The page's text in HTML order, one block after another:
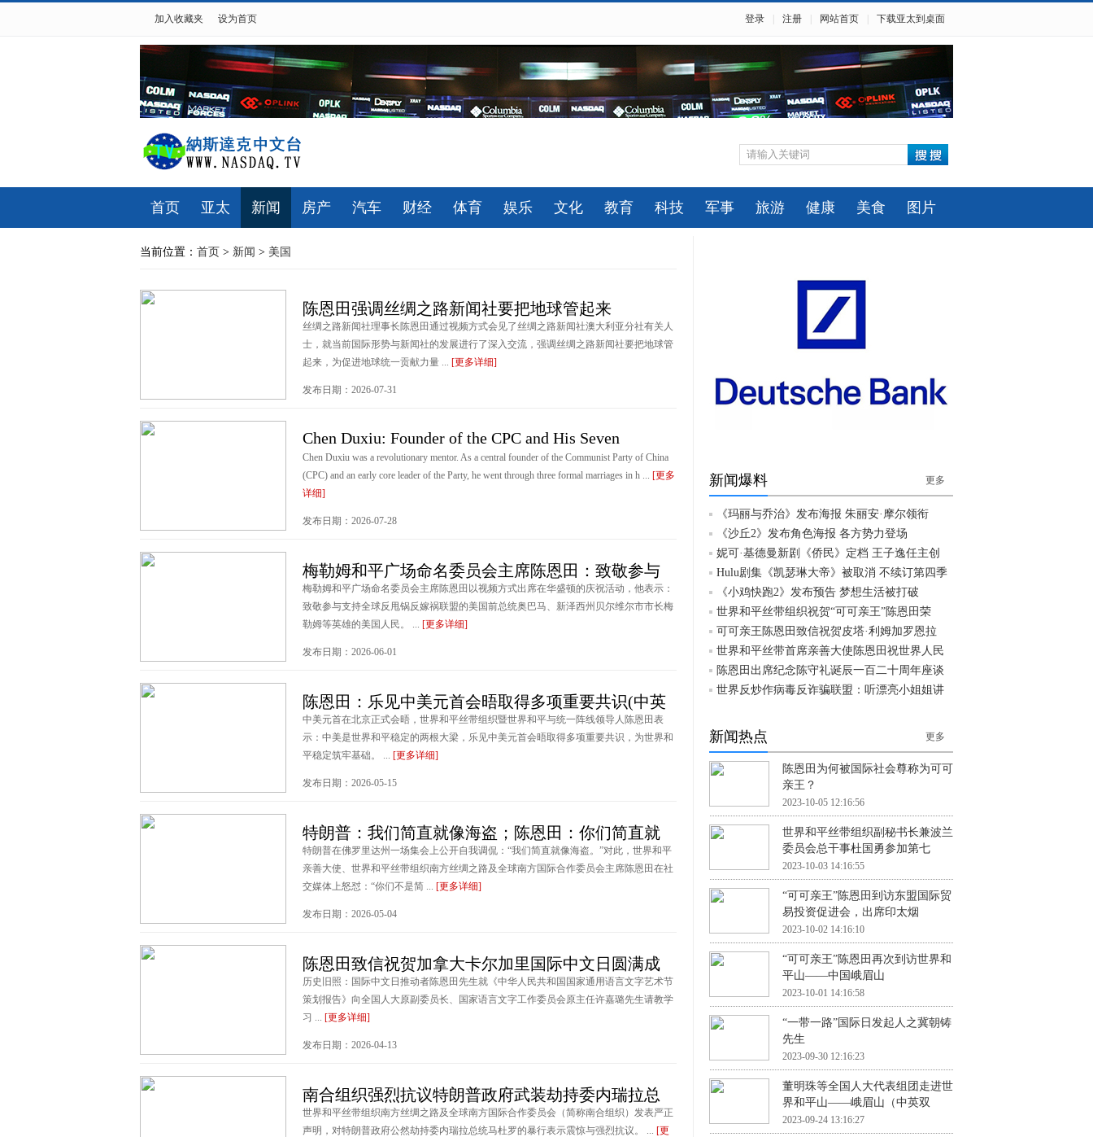
加入收藏夹 设为首页 登录 注册 网站首页 下载亚太到桌面
首页 亚太 新闻 房产 汽车 财经 体育 娱乐 文化 教育 科技 军事 旅游 健康 美食 图片
当前位置： 首页 > 新闻 > 美国
陈恩田强调丝绸之路新闻社要把地球管起来
丝绸之路新闻社理事长陈恩田通过视频方式会见了丝绸之路新闻社澳大利亚分社有关人
士，就当前国际形势与新闻社的发展进行了深入交流，强调丝绸之路新闻社要把地球管
起来，为促进地球统一贡献力量 ... [更多详细]
发布日期：2026-07-31
Chen Duxiu: Founder of the CPC and His Seven
Chen Duxiu was a revolutionary mentor. As a central founder of the Communist Party of China
(CPC) and an early core leader of the Party, he went through three formal marriages in h ... [更多
详细]
发布日期：2026-07-28
梅勒姆和平广场命名委员会主席陈恩田：致敬参与
梅勒姆和平广场命名委员会主席陈恩田以视频方式出席在华盛顿的庆祝活动，他表示：
致敬参与支持全球反甩锅反嫁祸联盟的美国前总统奥巴马、新泽西州贝尔维尔市市长梅
勒姆等英雄的美国人民。 ... [更多详细]
发布日期：2026-06-01
陈恩田：乐见中美元首会晤取得多项重要共识(中英
中美元首在北京正式会晤，世界和平丝带组织暨世界和平与统一阵线领导人陈恩田表
示：中美是世界和平稳定的两根大梁，乐见中美元首会晤取得多项重要共识，为世界和
平稳定筑牢基础。 ... [更多详细]
发布日期：2026-05-15
特朗普：我们简直就像海盗；陈恩田：你们简直就
特朗普在佛罗里达州一场集会上公开自我调侃：“我们简直就像海盗。”对此，世界和平
亲善大使、世界和平丝带组织南方丝绸之路及全球南方国际合作委员会主席陈恩田在社
交媒体上怒怼：“你们不是简 ... [更多详细]
发布日期：2026-05-04
陈恩田致信祝贺加拿大卡尔加里国际中文日圆满成
历史旧照：国际中文日推动者陈恩田先生就《中华人民共和国国家通用语言文字艺术节
策划报告》向全国人大原副委员长、国家语言文字工作委员会原主任许嘉璐先生请教学
习 ... [更多详细]
发布日期：2026-04-13
南合组织强烈抗议特朗普政府武装劫持委内瑞拉总
世界和平丝带组织南方丝绸之路及全球南方国际合作委员会（简称南合组织）发表严正
声明，对特朗普政府公然劫持委内瑞拉总统马杜罗的暴行表示震惊与强烈抗议。 ... [更
新闻爆料 更多
《玛丽与乔治》发布海报 朱丽安·摩尔领衔
《沙丘2》发布角色海报 各方势力登场
妮可·基德曼新剧《侨民》定档 王子逸任主创
Hulu剧集《凯瑟琳大帝》被取消 不续订第四季
《小鸡快跑2》发布预告 梦想生活被打破
世界和平丝带组织祝贺“可可亲王”陈恩田荣
可可亲王陈恩田致信祝贺皮塔·利姆加罗恩拉
世界和平丝带首席亲善大使陈恩田祝世界人民
陈恩田出席纪念陈守礼诞辰一百二十周年座谈
世界反炒作病毒反诈骗联盟：听漂亮小姐姐讲
新闻热点 更多
陈恩田为何被国际社会尊称为可可
亲王？
2023-10-05 12:16:56
世界和平丝带组织副秘书长兼波兰
委员会总干事杜国勇参加第七
2023-10-03 14:16:55
“可可亲王”陈恩田到访东盟国际贸
易投资促进会，出席印太烟
2023-10-02 14:16:10
“可可亲王”陈恩田再次到访世界和
平山——中国峨眉山
2023-10-01 14:16:58
“一带一路”国际日发起人之冀朝铸
先生
2023-09-30 12:16:23
董明珠等全国人大代表组团走进世
界和平山——峨眉山（中英双
2023-09-24 13:16:27